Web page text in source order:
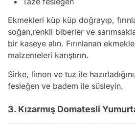
Ekmekleri küp küp doğrayıp,
soğan,renkli biberler ve
bir kaseye alın. Fırınlanan
malzemeleri karıştırın.
Sirke, limon ve tuz ile
fesleğen ve badem ile süsleyin.
3. Kızarmış Domatesli